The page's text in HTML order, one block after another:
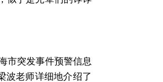
市突发事件预警信息
波老师详细地介绍了